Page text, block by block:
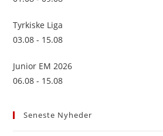
Tyrkiske Liga
03.08 - 15.08
Junior EM 2026
06.08 - 15.08
Seneste Nyheder